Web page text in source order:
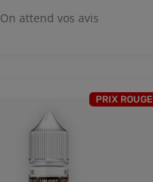
On attend vos avis
PRIX ROUGE